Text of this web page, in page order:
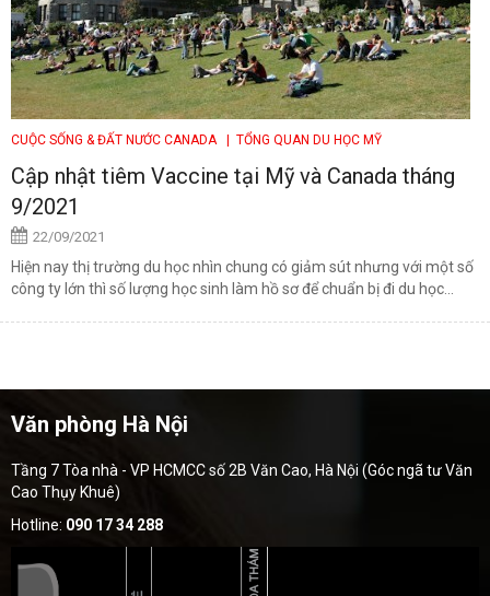
CUỘC SỐNG & ĐẤT NƯỚC CANADA | TỔNG QUAN DU HỌC MỸ
Cập nhật tiêm Vaccine tại Mỹ và Canada tháng
9/2021
22/09/2021
Hiện nay thị trường du học nhìn chung có giảm sút nhưng với một số
công ty lớn thì số lượng học sinh làm hồ sơ để chuẩn bị đi du học...
Văn phòng Hà Nội
Tầng 7 Tòa nhà - VP HCMCC số 2B Văn Cao, Hà Nội (Góc ngã tư Văn
Cao Thụy Khuê)
Hotline: 090 17 34 288